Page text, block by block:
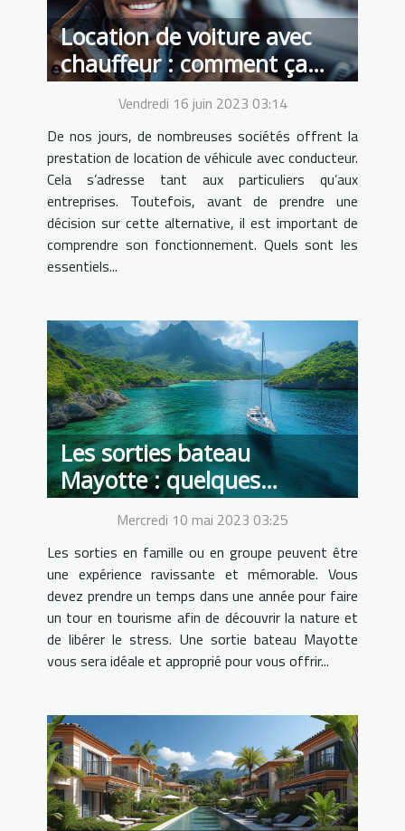
Location de voiture avec
chauffeur : comment ça
fonctionne ?
Vendredi 16 juin 2023 03:14
De nos jours, de nombreuses sociétés offrent la
prestation de location de véhicule avec conducteur.
Cela s’adresse tant aux particuliers qu’aux
entreprises. Toutefois, avant de prendre une
décision sur cette alternative, il est important de
comprendre son fonctionnement. Quels sont les
essentiels...
Les sorties bateau
Mayotte : quelques
avantages de cette
expérience aux touristes
Mercredi 10 mai 2023 03:25
Les sorties en famille ou en groupe peuvent être
une expérience ravissante et mémorable. Vous
devez prendre un temps dans une année pour faire
un tour en tourisme afin de découvrir la nature et
de libérer le stress. Une sortie bateau Mayotte
vous sera idéale et approprié pour vous offrir...